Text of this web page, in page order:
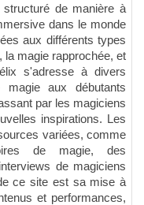
de manière à
dans le monde
aux différents types
magie rapprochée, et
s'adresse à divers
aux débutants
par les magiciens
inspirations. Les
variées, comme
de magie, des
de magiciens
ce site est sa mise à
et performances,